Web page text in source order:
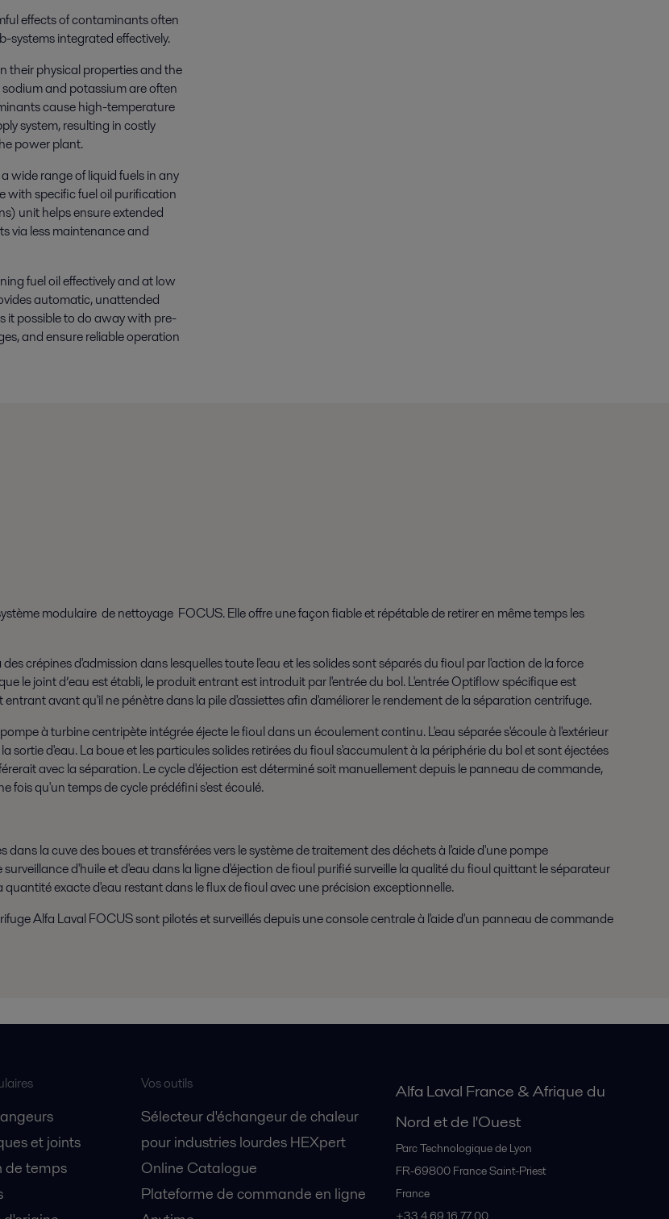
effects of contaminants often
systems integrated effectively.
their physical properties and the
and potassium are often
cause high-temperature
system, resulting in costly
power plant.
wide range of liquid fuels in any
with specific fuel oil purification
unit helps ensure extended
via less maintenance and
fuel oil effectively and at low
automatic, unattended
it possible to do away with pre-
and ensure reliable operation
modulaire de nettoyage FOCUS. Elle offre une façon fiable et répétable de retirer en même temps les
crépines d'admission dans lesquelles toute l'eau et les solides sont séparés du fioul par l'action de la force
le joint d’eau est établi, le produit entrant est introduit par l'entrée du bol. L'entrée Optiflow spécifique est
avant qu'il ne pénètre dans la pile d'assiettes afin d'améliorer le rendement de la séparation centrifuge.
à turbine centripète intégrée éjecte le fioul dans un écoulement continu. L'eau séparée s'écoule à l'extérieur
sortie d'eau. La boue et les particules solides retirées du fioul s'accumulent à la périphérie du bol et sont éjectées
avec la séparation. Le cycle d'éjection est déterminé soit manuellement depuis le panneau de commande,
fois qu'un temps de cycle prédéfini s'est écoulé.
la cuve des boues et transférées vers le système de traitement des déchets à l'aide d'une pompe
d'huile et d'eau dans la ligne d'éjection de fioul purifié surveille la qualité du fioul quittant le séparateur
exacte d'eau restant dans le flux de fioul avec une précision exceptionnelle.
Alfa Laval FOCUS sont pilotés et surveillés depuis une console centrale à l'aide d'un panneau de commande
et joints
de temps
Vos outils
Sélecteur d'échangeur de chaleur
pour industries lourdes HEXpert
Online Catalogue
Plateforme de commande en ligne
Alfa Laval France & Afrique du
Nord et de l'Ouest
Parc Technologique de Lyon
FR-69800 France Saint-Priest
France
+33 4 69 16 77 00